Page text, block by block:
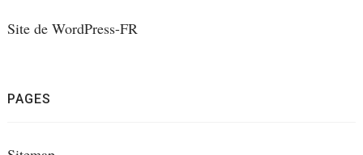
Site de WordPress-FR
PAGES